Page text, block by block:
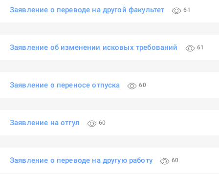
Заявление о переводе на другой факультет 61
Заявление об изменении исковых требований 61
Заявление о переносе отпуска 60
Заявление на отгул 60
Заявление о переводе на другую работу 60